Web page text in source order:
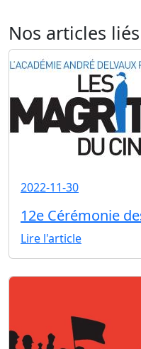
Nos articles liés
2022-11-30
12e Cérémonie
Lire l'article